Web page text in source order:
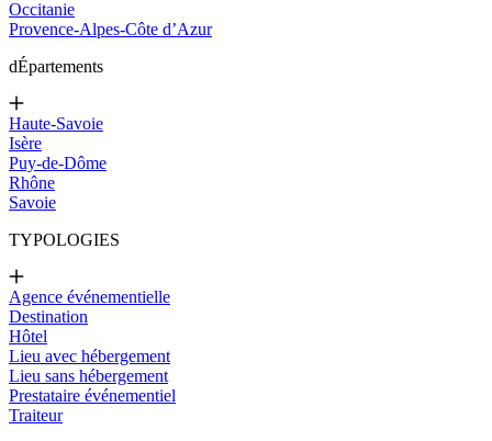
Occitanie
Provence-Alpes-Côte d’Azur
dÉpartements
Haute-Savoie
Isère
Puy-de-Dôme
Rhône
Savoie
TYPOLOGIES
Agence événementielle
Destination
Hôtel
Lieu avec hébergement
Lieu sans hébergement
Prestataire événementiel
Traiteur